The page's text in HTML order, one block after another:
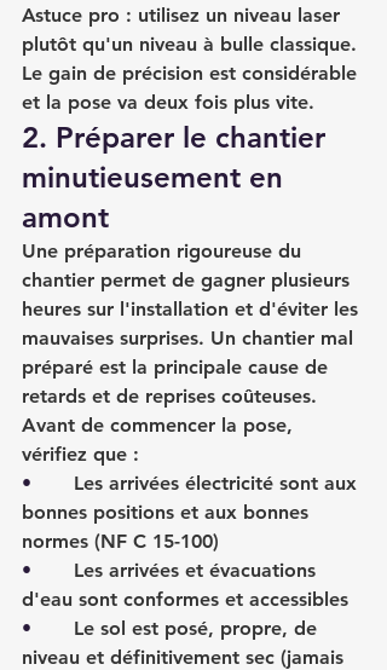
Astuce pro : utilisez un niveau laser
plutôt qu'un niveau à bulle classique.
Le gain de précision est considérable
et la pose va deux fois plus vite.
2. Préparer le chantier
minutieusement en
amont
Une préparation rigoureuse du
chantier permet de gagner plusieurs
heures sur l'installation et d'éviter les
mauvaises surprises. Un chantier mal
préparé est la principale cause de
retards et de reprises coûteuses.
Avant de commencer la pose,
vérifiez que :
• Les arrivées électricité sont aux
bonnes positions et aux bonnes
normes (NF C 15-100)
• Les arrivées et évacuations
d'eau sont conformes et accessibles
• Le sol est posé, propre, de
niveau et définitivement sec (jamais